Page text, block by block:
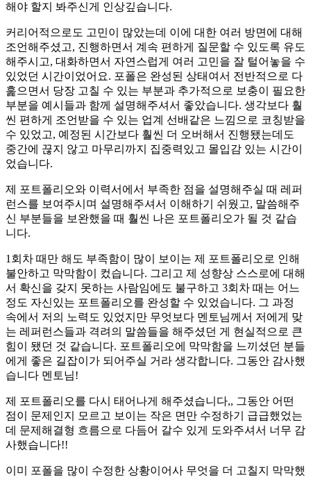
해야 할지 봐주신게 인상깊습니다.
커리어적으로도 고민이 많았는데 이에 대한 여러 방면에 대해
조언해주셨고, 진행하면서 계속 편하게 질문할 수 있도록 유도
해주시고, 대화하면서 자연스럽게 여러 고민을 잘 털어놓을 수
있었던 시간이었어요. 포폴은 완성된 상태여서 전반적으로 다
훑으면서 당장 고칠 수 있는 부분과 추가적으로 보충이 필요한
부분을 예시들과 함께 설명해주셔서 좋았습니다. 생각보다 훨
씬 편하게 조언받을 수 있는 업계 선배같은 느낌으로 코칭받을
수 있었고, 예정된 시간보다 훨씬 더 오버해서 진행됐는데도
중간에 끊지 않고 마무리까지 집중력있고 몰입감 있는 시간이
었습니다.
제 포트폴리오와 이력서에서 부족한 점을 설명해주실 때 레퍼
런스를 보여주시며 설명해주셔서 이해하기 쉬웠고, 말씀해주
신 부분들을 보완했을 때 훨씬 나은 포트폴리오가 될 것 같습
니다.
1회차 때만 해도 부족함이 많이 보이는 제 포트폴리오로 인해
불안하고 막막함이 컸습니다. 그리고 제 성향상 스스로에 대해
서 확신을 갖지 못하는 사람임에도 불구하고 3회차 때는 어느
정도 자신있는 포트폴리오를 완성할 수 있었습니다. 그 과정
속에서 저의 노력도 있었지만 무엇보다 멘토님께서 저에게 맞
는 레퍼런스들과 격려의 말씀들을 해주셨던 게 현실적으로 큰
힘이 됐던 것 같습니다. 포트폴리오에 막막함을 느끼셨던 분들
에게 좋은 길잡이가 되어주실 거라 생각합니다. 그동안 감사했
습니다 멘토님!
제 포트폴리오를 다시 태어나게 해주셨습니다,, 그동안 어떤
점이 문제인지 모르고 보이는 작은 면만 수정하기 급급했었는
데 문제해결형 흐름으로 다듬어 갈수 있게 도와주셔서 너무 감
사했습니다!!
이미 포폴을 많이 수정한 상황이어사 무엇을 더 고칠지 막막했